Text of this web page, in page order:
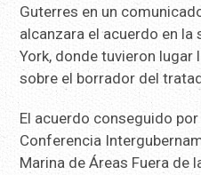
Guterres en un
alcanzara el acuerdo en la
York, donde tuvieron
sobre el borrador del
El acuerdo conseguido
Conferencia
Marina de Áreas Fuera de